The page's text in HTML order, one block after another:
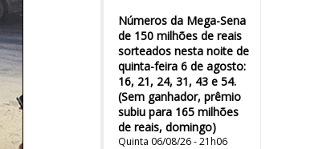
Números da Mega-Sena
de 150 milhões de reais
sorteados nesta noite de
quinta-feira 6 de agosto:
16, 21, 24, 31, 43 e 54.
(Sem ganhador, prêmio
subiu para 165 milhões
de reais, domingo)
Quinta 06/08/26 - 21h06